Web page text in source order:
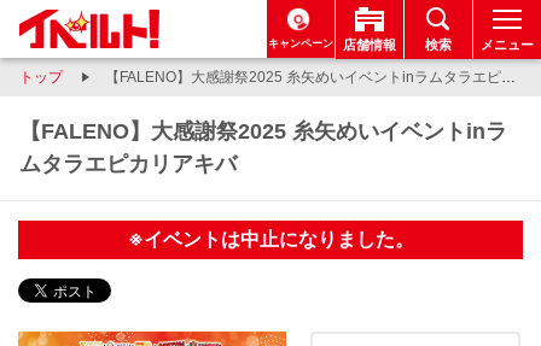
キャンペーン 店舗情報 検索 メニュー
トップ 【FALENO】大感謝祭2025 糸矢めいイベントinラムタラエピカリアキバ
【FALENO】大感謝祭2025 糸矢めいイベントinラ
ムタラエピカリアキバ
※イベントは中止になりました。